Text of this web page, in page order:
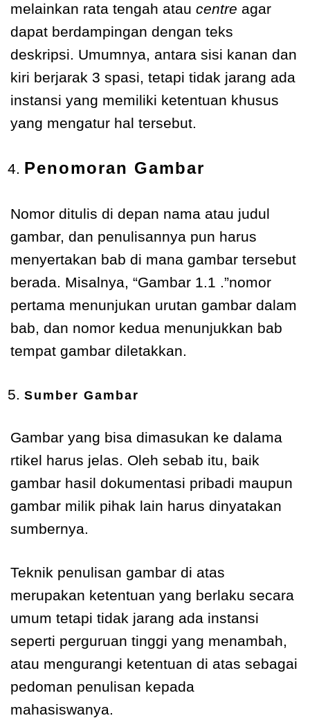
melainkan rata tengah atau centre agar
dapat berdampingan dengan teks
deskripsi. Umumnya, antara sisi kanan dan
kiri berjarak 3 spasi, tetapi tidak jarang ada
instansi yang memiliki ketentuan khusus
yang mengatur hal tersebut.
Penomoran Gambar
Nomor ditulis di depan nama atau judul
gambar, dan penulisannya pun harus
menyertakan bab di mana gambar tersebut
berada. Misalnya, “Gambar 1.1 .”nomor
pertama menunjukan urutan gambar dalam
bab, dan nomor kedua menunjukkan bab
tempat gambar diletakkan.
Sumber Gambar
Gambar yang bisa dimasukan ke dalama
rtikel harus jelas. Oleh sebab itu, baik
gambar hasil dokumentasi pribadi maupun
gambar milik pihak lain harus dinyatakan
sumbernya.
Teknik penulisan gambar di atas
merupakan ketentuan yang berlaku secara
umum tetapi tidak jarang ada instansi
seperti perguruan tinggi yang menambah,
atau mengurangi ketentuan di atas sebagai
pedoman penulisan kepada
mahasiswanya.